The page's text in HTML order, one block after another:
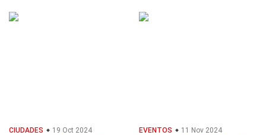
CIUDADES 19 Oct 2024 EVENTOS 11 Nov 2024